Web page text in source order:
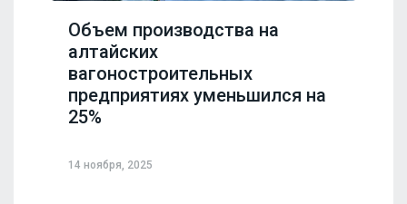
Объем производства на
алтайских
вагоностроительных
предприятиях уменьшился на
25%
14 ноября, 2025